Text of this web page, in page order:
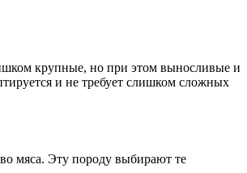
крупные, но при этом выносливые и
и не требует слишком сложных
мяса. Эту породу выбирают те